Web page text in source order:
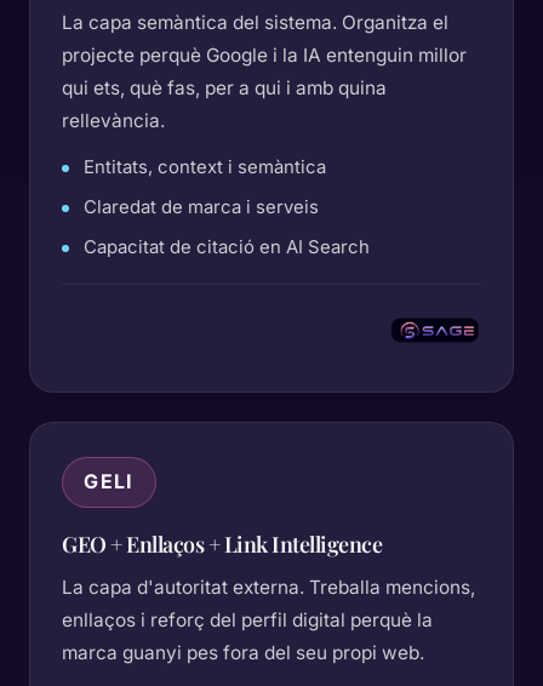
La capa semàntica del sistema. Organitza el
projecte perquè Google i la IA entenguin millor
qui ets, què fas, per a qui i amb quina
rellevància.
Entitats, context i semàntica
Claredat de marca i serveis
Capacitat de citació en AI Search
GELI
GEO + Enllaços + Link Intelligence
La capa d'autoritat externa. Treballa mencions,
enllaços i reforç del perfil digital perquè la
marca guanyi pes fora del seu propi web.